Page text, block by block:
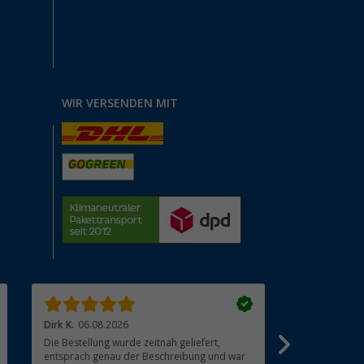
WIR VERSENDEN MIT
Dirk K. 06.08.2026
Die Bestellung wurde zeitnah geliefert,
entsprach genau der Beschreibung und war